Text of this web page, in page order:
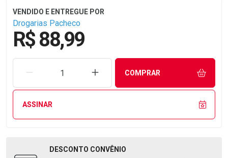
Drogarias Pacheco
R$ 88,99
REMOVER UMA UNIDADEAUMENTAR UMA UNIDADE
COMPRAR
ASSINAR
DESCONTO CONVÊNIO